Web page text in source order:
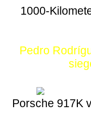
1000-
Pedro
Porsche 917K